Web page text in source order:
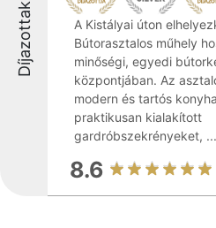
Díjazottak
A Kistályai úton
Bútorasztalos műhely
minőségi, egyedi
központjában. Az
modern és tartós
praktikusan kialakított
gardróbszekrényeket, ...
8.6